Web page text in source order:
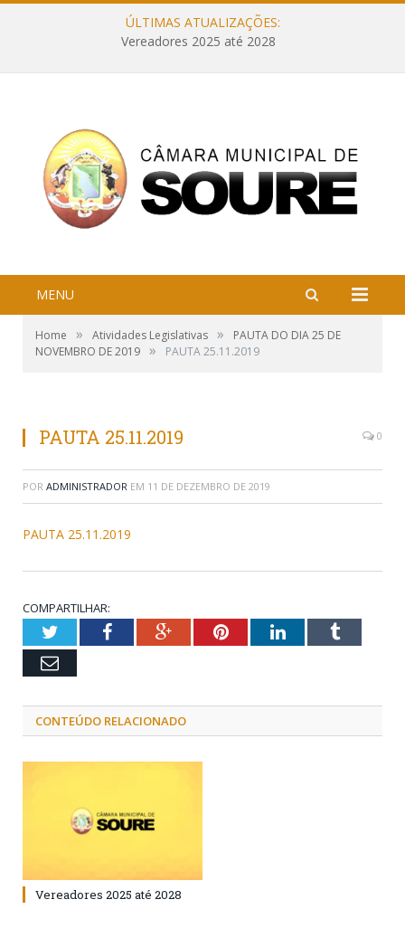
ÚLTIMAS ATUALIZAÇÕES:
Vereadores 2025 até 2028
MENU
Home » Atividades Legislativas »
PAUTA DO DIA 25 DE
NOVEMBRO DE 2019 » PAUTA 25.11.2019
PAUTA 25.11.2019 0
POR ADMINISTRADOR EM 11 DE DEZEMBRO DE 2019
PAUTA 25.11.2019
COMPARTILHAR:
TwitterFacebookGoogle+PinterestLinkedInTumblr
Email
CONTEÚDO RELACIONADO
Vereadores 2025 até 2028